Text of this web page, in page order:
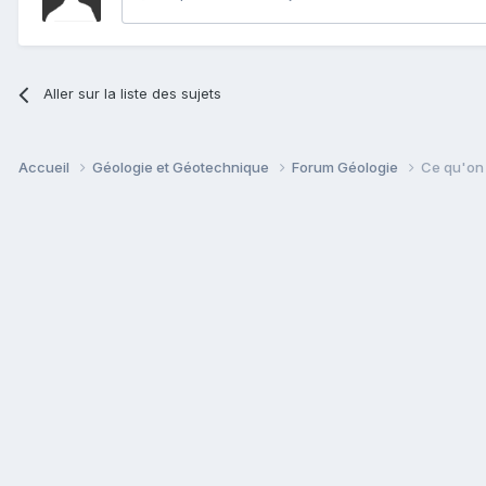
Aller sur la liste des sujets
Accueil Géologie et Géotechnique Forum Géologie Ce qu'on